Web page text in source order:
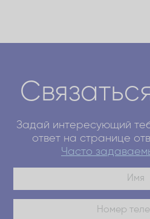
Задай интересующий
ответ на странице
Часто